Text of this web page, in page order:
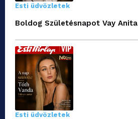
Esti üdvözletek
Boldog Születésnapot Vay Anita
Esti üdvözletek